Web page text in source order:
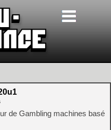
de Gambling machines basé